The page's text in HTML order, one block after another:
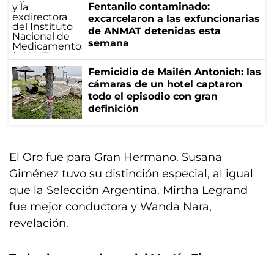
Fentanilo contaminado:
excarcelaron a las exfuncionarias
de ANMAT detenidas esta
semana
Femicidio de Mailén Antonich: las
cámaras de un hotel captaron
todo el episodio con gran
definición
El Oro fue para Gran Hermano. Susana
Giménez tuvo su distinción especial, al igual
que la Selección Argentina. Mirtha Legrand
fue mejor conductora y Wanda Nara,
revelación.